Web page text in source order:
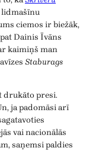
lidmašīnu
ciemos ir biežāk,
Dainis Īvāns
kaimiņš man
Staburags
drukāto presi.
ja padomāsi arī
vai nacionālās
saņemsi paldies